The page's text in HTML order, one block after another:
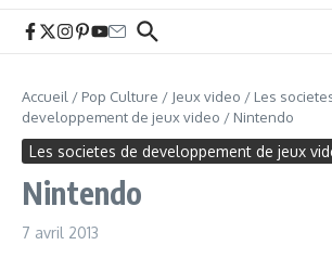
Accueil / Pop Culture / Jeux video / Les
developpement de jeux video / Nintendo
Les societes de developpement de jeux
Nintendo
7 avril 2013